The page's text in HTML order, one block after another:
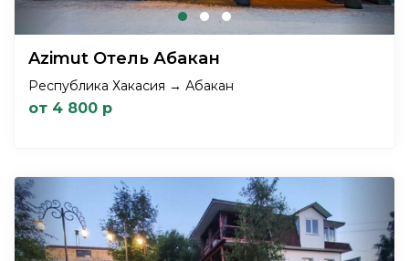
Azimut Отель Абакан
Республика Хакасия → Абакан
от 4 800 р